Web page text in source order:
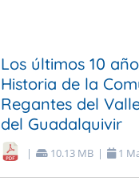
Los últimos 10
Historia de la
Regantes del
del Guadalquivir
| 10.13 MB | 1